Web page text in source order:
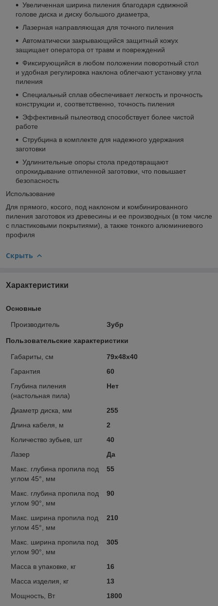
Увеличенная ширина пиления благодаря сдвижной
голове диска и диску большого диаметра,
Лазерная направляющая для точного пиления
Автоматически закрывающийся защитный кожух
защищает оператора от травм и повреждений
Фиксирующийся в любом положении поворотный стол
и удобная регулировка наклона облегчают установку угла
пиления
Специальный сплав обеспечивает легкость и прочность
конструкции и, соответственно, точность пиления
Эффективный пылеотвод способствует более чистой
работе
Струбцина в комплекте для надежного удержания
заготовки
Удлинительные опоры стола предотвращают
опрокидывание отпиленной заготовки, что повышает
безопасность
Использование
Для прямого, косого, под наклоном и комбинированного
пиления заготовок из древесины и ее производных (в том числе
с пластиковыми покрытиями), а также тонкого алюминиевого
профиля
Скрыть
Характеристики
Основные
Производитель Зубр
Пользовательские характеристики
Габариты, см
79x48x40
Гарантия
60
Глубина пиления
(настольная пила)
Нет
Диаметр диска, мм
255
Длина кабеля, м
2
Количество зубьев, шт
40
Лазер
Да
Макс. глубина пропила под
углом 45°, мм
55
Макс. глубина пропила под
углом 90°, мм
90
Макс. ширина пропила под
углом 45°, мм
210
Макс. ширина пропила под
углом 90°, мм
305
Масса в упаковке, кг
16
Масса изделия, кг
13
Мощность, Вт
1800